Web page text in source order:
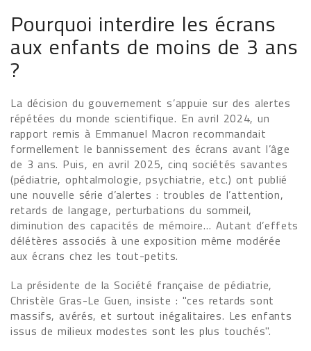
Pourquoi interdire les écrans
aux enfants de moins de 3 ans
?
La décision du gouvernement s’appuie sur des alertes
répétées du monde scientifique. En avril 2024, un
rapport remis à Emmanuel Macron recommandait
formellement le bannissement des écrans avant l’âge
de 3 ans. Puis, en avril 2025, cinq sociétés savantes
(pédiatrie, ophtalmologie, psychiatrie, etc.) ont publié
une nouvelle série d’alertes : troubles de l’attention,
retards de langage, perturbations du sommeil,
diminution des capacités de mémoire… Autant d’effets
délétères associés à une exposition même modérée
aux écrans chez les tout-petits.
La présidente de la Société française de pédiatrie,
Christèle Gras-Le Guen, insiste : "ces retards sont
massifs, avérés, et surtout inégalitaires. Les enfants
issus de milieux modestes sont les plus touchés".